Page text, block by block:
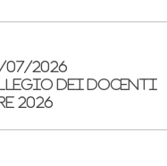
07/2026
dei docenti
2026